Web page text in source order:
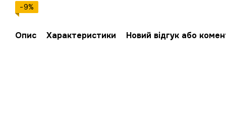
−9%
Опис Характеристики Новий відгук або